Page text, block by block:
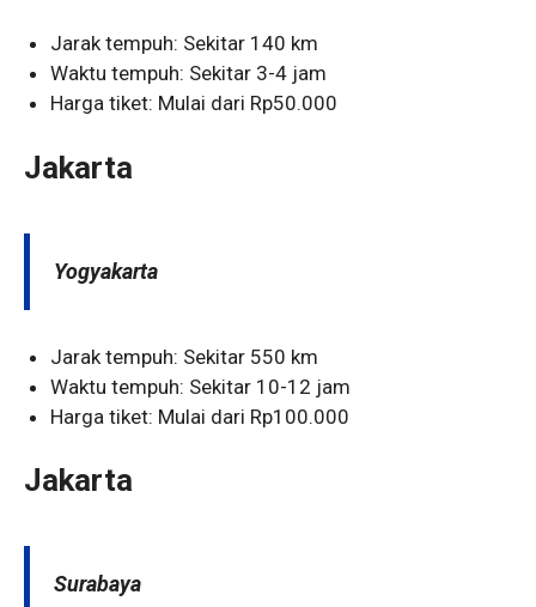
Jarak tempuh: Sekitar 140 km
Waktu tempuh: Sekitar 3-4 jam
Harga tiket: Mulai dari Rp50.000
Jakarta
Yogyakarta
Jarak tempuh: Sekitar 550 km
Waktu tempuh: Sekitar 10-12 jam
Harga tiket: Mulai dari Rp100.000
Jakarta
Surabaya